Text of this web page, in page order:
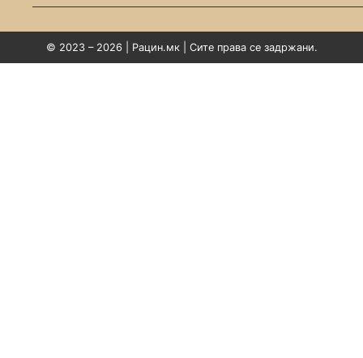
© 2023 – 2026 | Рацин.мк | Сите права се задржани.